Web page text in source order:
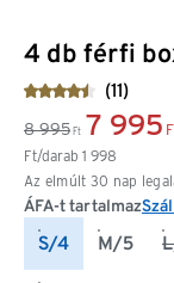
4 db férfi
(11)
8 995 Ft 7 995
Ft/darab 1 998
Az elmúlt 30 nap
ÁFA-t tartalmaz
S/4 M/5